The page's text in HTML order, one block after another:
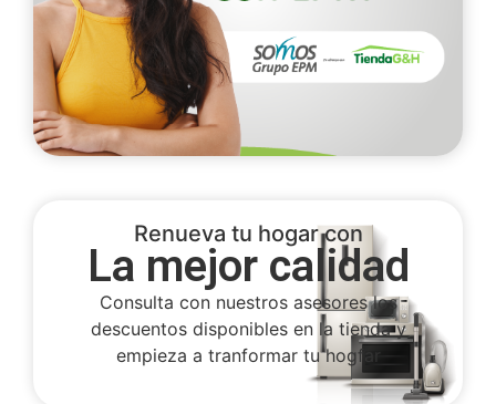
Renueva tu hogar con
La mejor calidad
Consulta con nuestros asesores los
descuentos disponibles en la tienda y
empieza a tranformar tu hogfar